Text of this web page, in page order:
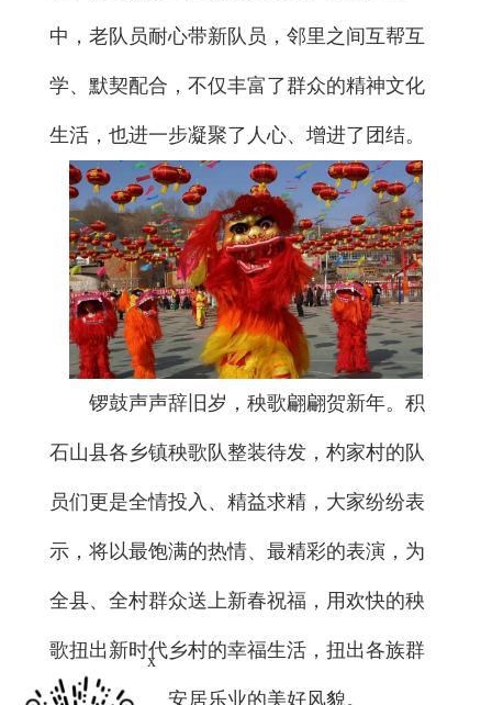
中，老队员耐心带新队员，邻里之间互帮互
学、默契配合，不仅丰富了群众的精神文化
生活，也进一步凝聚了人心、增进了团结。
锣鼓声声辞旧岁，秧歌翩翩贺新年。积
石山县各乡镇秧歌队整装待发，杓家村的队
员们更是全情投入、精益求精，大家纷纷表
示，将以最饱满的热情、最精彩的表演，为
全县、全村群众送上新春祝福，用欢快的秧
歌扭出新时代乡村的幸福生活，扭出各族群
众团结奋进、安居乐业的美好风貌。
x